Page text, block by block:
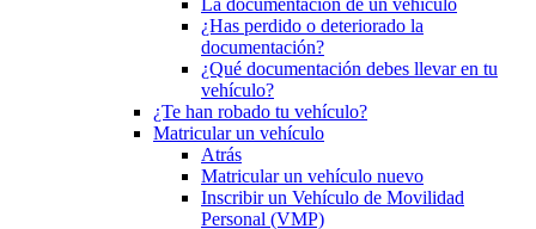
La documentación de un vehículo
¿Has perdido o deteriorado la
documentación?
¿Qué documentación debes llevar en tu
vehículo?
¿Te han robado tu vehículo?
Matricular un vehículo
Atrás
Matricular un vehículo nuevo
Inscribir un Vehículo de Movilidad
Personal (VMP)